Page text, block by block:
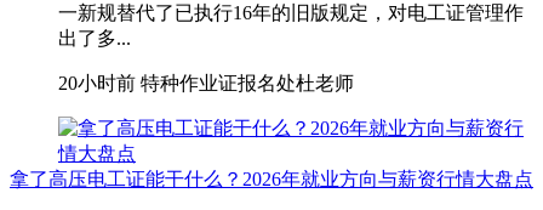
一新规替代了已执行16年的旧版规定，对电工证管理作
出了多...
20小时前 特种作业证报名处杜老师
拿了高压电工证能干什么？2026年就业方向与薪资行情大盘点